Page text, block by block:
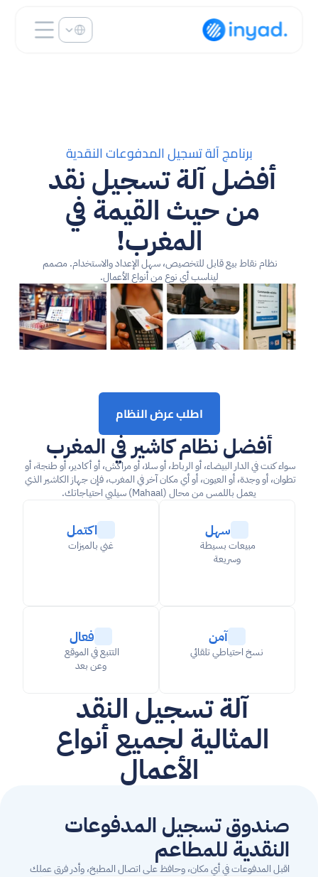
برنامج آلة تسجيل المدفوعات النقدية
المغرب!
ليناسب أي نوع من أنواع الأعمال.
اطلب عرض النظام
أفضل نظام كاشير في المغرب
يعمل باللمس من محال (Mahaal) سيلبي احتياجاتك.
سهل
مبيعات بسيطة
وسريعة
اكتمل
غني بالميزات
آمن
نسخ احتياطي تلقائي
فعال
التتبع في الموقع
وعن بعد
الأعمال
النقدية للمطاعم
اقبل المدفوعات في أي مكان، وحافظ على اتصال المطبخ، وأدر فرق عملك
Select Language